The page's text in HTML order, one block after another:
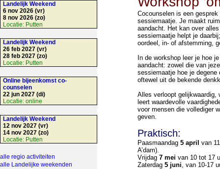
Cocounselen is een
sessiemaatje. Je maakt
aandacht. Het kan over
sessiemaatje helpt je
oordeel, in- of afstemming,
In de workshop leer je hoe
aandacht: zowel die van
sessiemaatje hoe je degene
oftewel uit de bekende
Alles verloopt gelijkwaardig,
leert waardevolle
voor mensen die vollediger
geven.
Praktisch:
Paasmaandag 5 april van
A’dam).
Vrijdag 7 mei van 10 tot 17
Zaterdag 5 juni , van 10-17
Landelijk Weekend
6 nov 2026 (vr)
8 nov 2026 (zo)
Locatie: Putten
Landelijk Weekend
26 feb 2027 (vr)
28 feb 2027 (zo)
Locatie: Putten
Online bijeenkomst co-
counselen
22 jun 2027 (di)
Locatie: online
Landelijk Weekend
12 nov 2027 (vr)
14 nov 2027 (zo)
Locatie: Putten
alle regio activiteiten
alle Landelijke weekenden